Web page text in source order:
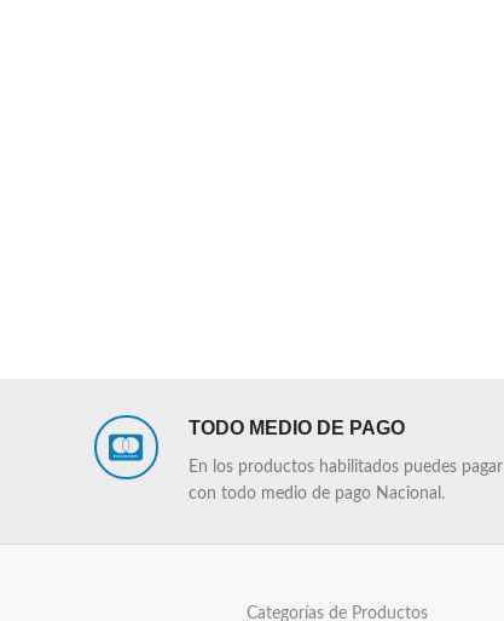
TODO MEDIO DE PAGO
En los productos habilitados puedes pagar
con todo medio de pago Nacional.
Categorías de Productos